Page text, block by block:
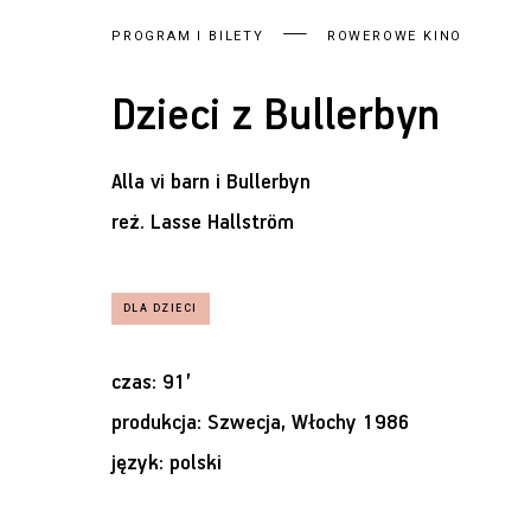
PROGRAM I BILETY ROWEROWE KINO
Dzieci z Bullerbyn
Alla vi barn i Bullerbyn
reż. Lasse Hallström
czas: 91’
produkcja: Szwecja, Włochy 1986
język: polski